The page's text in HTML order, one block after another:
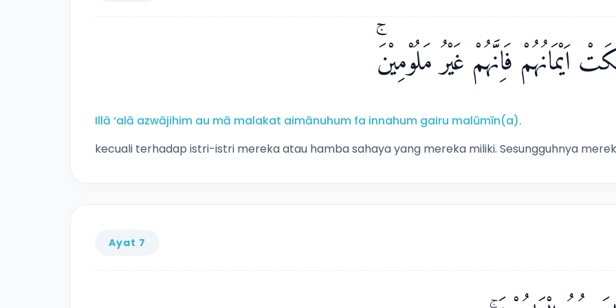
اَيْمَانُهُمْ فَاِنَّهُمْ غَيْرُ مَلُوْمِيْنَۚ
Illā ‘alā azwājihim au mā malakat aimānuhum fa innahum gairu malūmīn(a).
kecuali terhadap istri-istri mereka atau hamba sahaya yang mereka miliki. Sesungguhnya
Ayat 7